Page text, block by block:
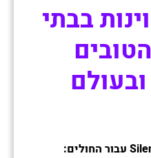
בבתי
עבור החולים: